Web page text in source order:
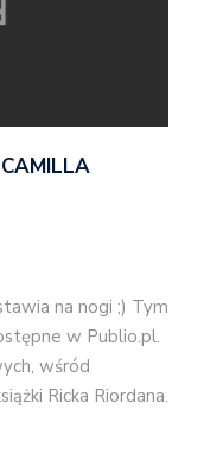
na nogi ;) Tym
w Publio.pl.
wśród
Ricka Riordana.